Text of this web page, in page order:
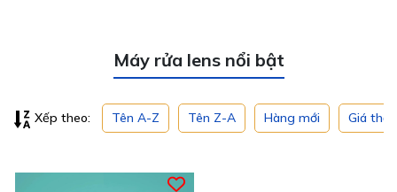
Máy rửa lens nổi bật
Xếp theo: Tên A-Z Tên Z-A Hàng mới Giá